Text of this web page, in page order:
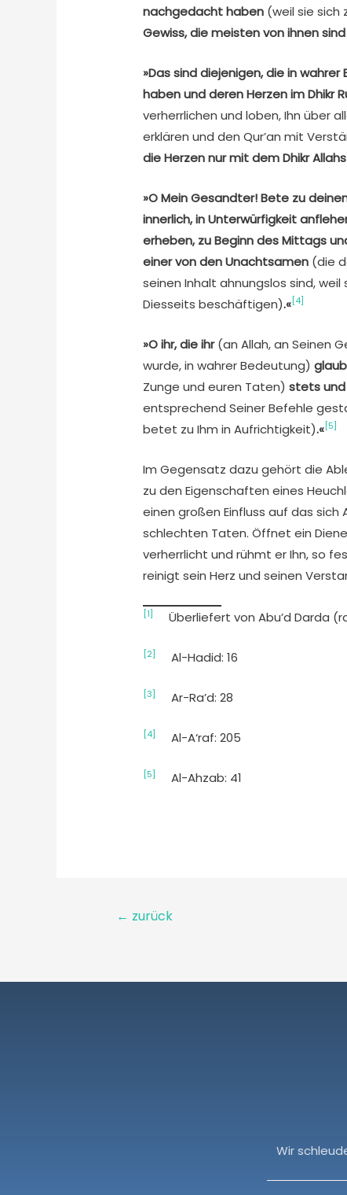
nachgedacht haben (weil sie
Gewiss, die meisten von ihnen
»Das sind diejenigen, die in
haben und deren Herzen im Dhikr
verherrlichen und loben, Ihn über
erklären und den Qur’an mit
die Herzen nur mit dem Dhikr
»O Mein Gesandter! Bete zu
innerlich, in Unterwürfigkeit
erheben, zu Beginn des Mittags
einer von den Unachtsamen (die
seinen Inhalt ahnungslos sind,
Diesseits beschäftigen).«[4]
»O ihr, die ihr(an Allah, an Seinen
wurde, in wahrer Bedeutung)
Zunge und euren Taten)stets
entsprechend Seiner Befehle
betet zu Ihm in Aufrichtigkeit).«[5]
Im Gegensatz dazu gehört die
zu den Eigenschaften eines
einen großen Einfluss auf das
schlechten Taten. Öffnet ein
verherrlicht und rühmt er Ihn, so
reinigt sein Herz und seinen
[1] Überliefert von Abu’d Darda
[2] Al-Hadid: 16
[3] Ar-Ra’d: 28
[4] Al-A‘raf: 205
[5] Al-Ahzab: 41
← zurück
Wir